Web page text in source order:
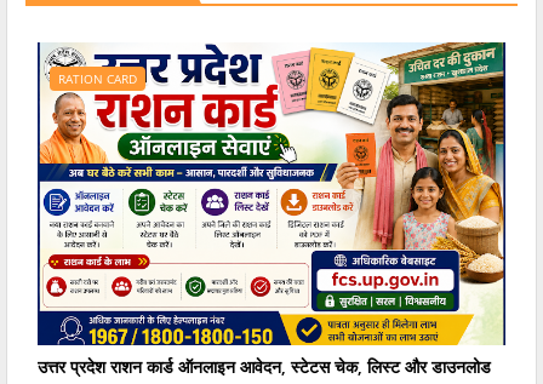
RATION CARD
उत्तर प्रदेश राशन कार्ड ऑनलाइन आवेदन, स्टेटस चेक, लिस्ट और डाउनलोड